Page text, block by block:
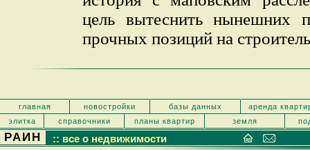
цель вытеснить нынешних
прочных позиций на
главная новостройки базы данных
аренда
элитка
справочники планы квартир земля
РАИН :: все о недвижимости